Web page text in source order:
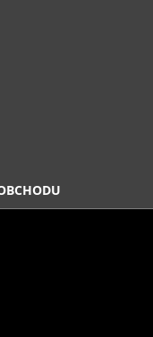
5 z 5 hvězdiček.